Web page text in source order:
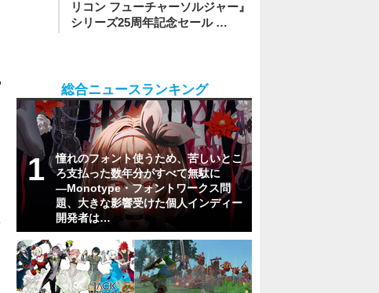
リコン フューチャーソルジャー』
シリーズ25周年記念セール …
総合ニュースランキング
憧れのフォント使うため、苦しいとこ
ろ支払った数年分がすべて無駄に
―Monotype・フォントワークス問
題、大きな影響受けた個人インディー
開発者は…